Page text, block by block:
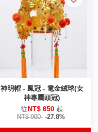
神明帽 - 鳳冠 - 電金絨球(女
神專屬頭冠)
從NT$ 650 起
NT$ 900 -27.8%